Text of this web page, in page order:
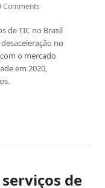
Comments
de TIC no Brasil
no
o mercado
em 2020,
de